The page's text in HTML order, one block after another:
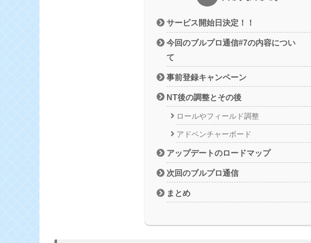
サービス開始日決定！！
今回のブルプロ通信#7の内容につい
て
事前登録キャンペーン
NT後の調整とその後
ロールやフィールド調整
アドベンチャーボード
アップデートのロードマップ
次回のブルプロ通信
まとめ